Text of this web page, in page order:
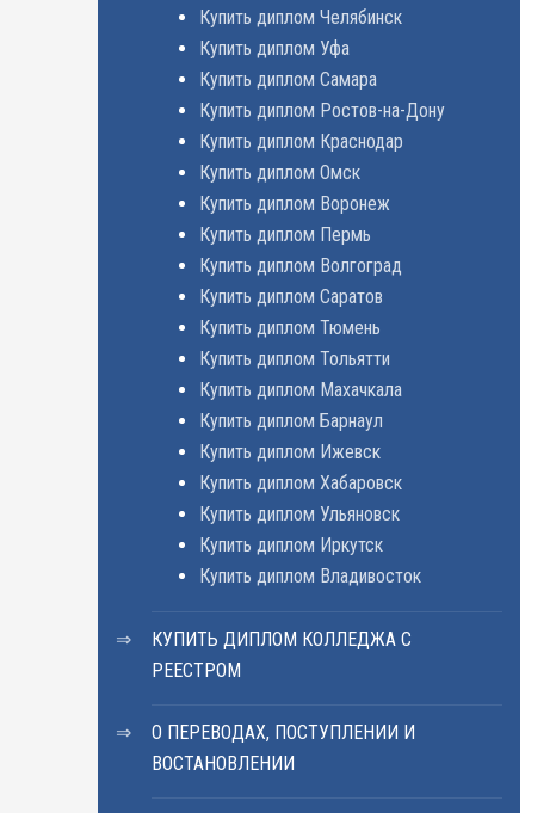
Купить диплом Челябинск
Купить диплом Уфа
Купить диплом Самара
Купить диплом Ростов-на-Дону
Купить диплом Краснодар
Купить диплом Омск
Купить диплом Воронеж
Купить диплом Пермь
Купить диплом Волгоград
Купить диплом Саратов
Купить диплом Тюмень
Купить диплом Тольятти
Купить диплом Махачкала
Купить диплом Барнаул
Купить диплом Ижевск
Купить диплом Хабаровск
Купить диплом Ульяновск
Купить диплом Иркутск
Купить диплом Владивосток
КУПИТЬ ДИПЛОМ КОЛЛЕДЖА С
РЕЕСТРОМ
О ПЕРЕВОДАХ, ПОСТУПЛЕНИИ И
ВОСТАНОВЛЕНИИ